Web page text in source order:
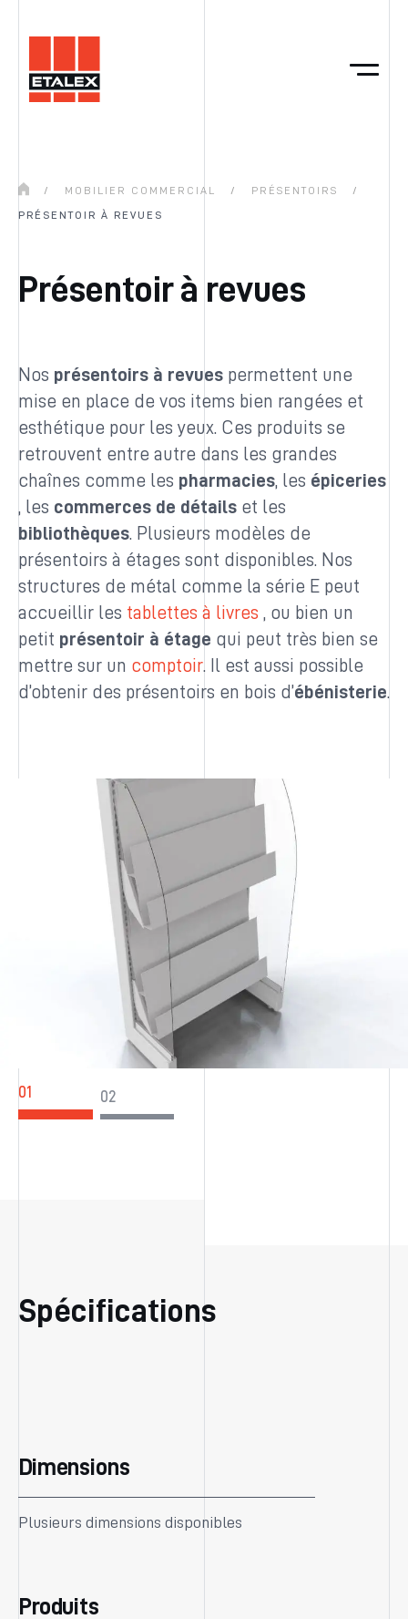
/ MOBILIER COMMERCIAL / PRÉSENTOIRS /
PRÉSENTOIR À REVUES
Présentoir à revues
Nos présentoirs à revues permettent une
mise en place de vos items bien rangées et
esthétique pour les yeux. Ces produits se
retrouvent entre autre dans les grandes
chaînes comme les pharmacies, les épiceries
, les commerces de détails et les
bibliothèques. Plusieurs modèles de
présentoirs à étages sont disponibles. Nos
structures de métal comme la série E peut
accueillir les tablettes à livres , ou bien un
petit présentoir à étage qui peut très bien se
mettre sur un comptoir. Il est aussi possible
d’obtenir des présentoirs en bois d’ébénisterie.
Spécifications
Dimensions
Plusieurs dimensions disponibles
Produits